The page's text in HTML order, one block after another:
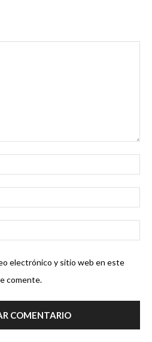
electrónico y sitio web en este
comente.